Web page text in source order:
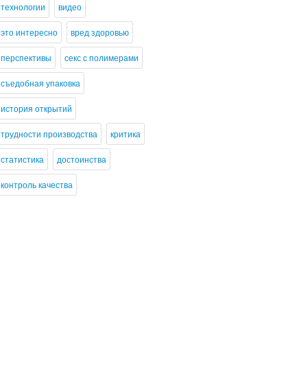
технологии видео
это интересно вред здоровью
перспективы секс с полимерами
съедобная упаковка
история открытий
трудности производства критика
статистика достоинства
контроль качества